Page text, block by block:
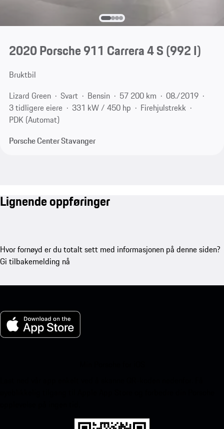
2020 Porsche 911 Carrera 4 S(992 I)
Bruktbil
Lizard Green
Svart Bensin 57 200 km
08./2019
3 tidligere eiere
331 kW / 450 hp
Firehjulstrekk
PDK (Automat)
Porsche Center Stavanger
Lignende oppføringer
Hvor fornøyd er du totalt sett med informasjonen på denne siden?
Gi tilbakemelding nå